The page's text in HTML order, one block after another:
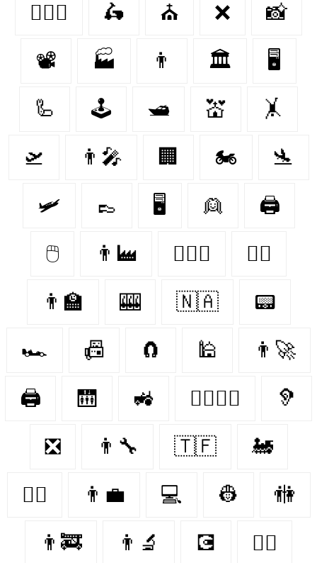
👩‍❤️‍👨 🛵 ⛪ ❌ 📸
📽 🏭 👨 🏛 🖥️
🦾 🕹️ 🛥 💒 🤸
🛫 👨‍🎤 🏢 🏍️ 🛬
🛩️ 👞 🖥 👱 🖨
🖱️ 👨‍🏭 👨‍❤️‍👨 👩‍⚕️
👨‍🏫 🎰 🇳🇦 📟
🏎️ 📠 🧲 🕌 👨‍🚀
🖨️ 🛗 🚜 👨‍❤️‍💋‍👨 🦻
❎ 👨‍🔧 🇹🇫 🚂
👩‍✈️ 👨‍💼 💻 👷 🚻
👨‍🚒 👨‍🔬 💽 👨‍⚕️